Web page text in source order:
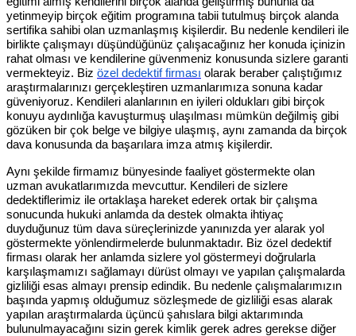
yetinmeyip birçok eğitim programına tabii tutulmuş birçok alanda
sertifika sahibi olan uzmanlaşmış kişilerdir. Bu nedenle kendileri ile
birlikte çalışmayı düşündüğünüz çalışacağınız her konuda içinizin
rahat olması ve kendilerine güvenmeniz konusunda sizlere garanti
vermekteyiz. Biz özel dedektif firması olarak beraber çalıştığımız
araştırmalarınızı gerçekleştiren uzmanlarımıza sonuna kadar
güveniyoruz. Kendileri alanlarının en iyileri oldukları gibi birçok
konuyu aydınlığa kavuşturmuş ulaşılması mümkün değilmiş gibi
gözüken bir çok belge ve bilgiye ulaşmış, aynı zamanda da birçok
dava konusunda da başarılara imza atmış kişilerdir.
Aynı şekilde firmamız bünyesinde faaliyet göstermekte olan
uzman avukatlarımızda mevcuttur. Kendileri de sizlere
dedektiflerimiz ile ortaklaşa hareket ederek ortak bir çalışma
sonucunda hukuki anlamda da destek olmakta ihtiyaç
duyduğunuz tüm dava süreçlerinizde yanınızda yer alarak yol
göstermekte yönlendirmelerde bulunmaktadır. Biz özel dedektif
firması olarak her anlamda sizlere yol göstermeyi doğrularla
karşılaşmamızı sağlamayı dürüst olmayı ve yapılan çalışmalarda
gizliliği esas almayı prensip edindik. Bu nedenle çalışmalarımızın
başında yapmış olduğumuz sözleşmede de gizliliği esas alarak
yapılan araştırmalarda üçüncü şahıslara bilgi aktarımında
bulunulmayacağını sizin gerek kimlik gerek adres gerekse diğer